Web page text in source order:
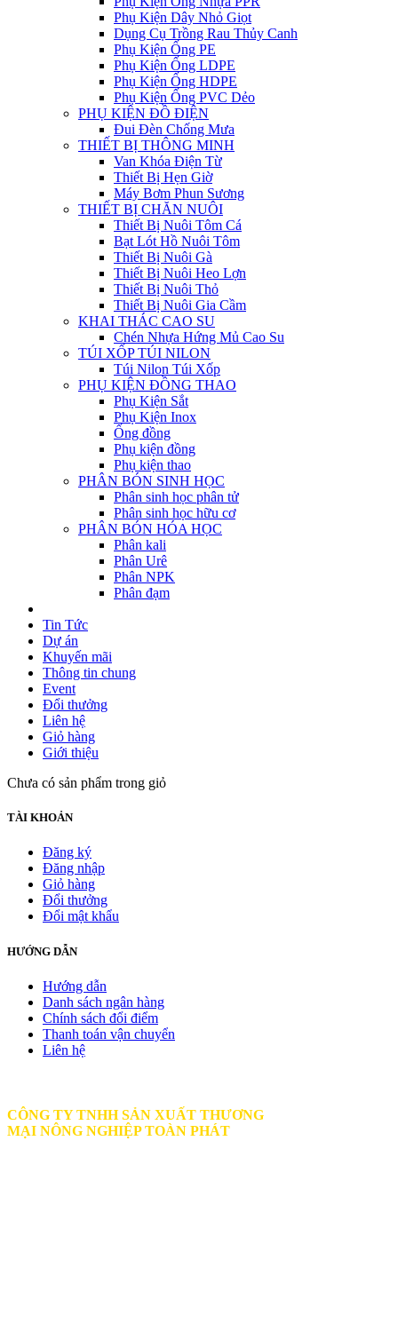
Phụ Kiện Dây Nhỏ Giọt
Dụng Cụ Trồng Rau Thủy Canh
Phụ Kiện Ống PE
Phụ Kiện Ống LDPE
Phụ Kiện Ống HDPE
Phụ Kiện Ống PVC Dẻo
PHỤ KIỆN ĐỒ ĐIỆN
Đui Đèn Chống Mưa
THIẾT BỊ THÔNG MINH
Van Khóa Điện Từ
Thiết Bị Hẹn Giờ
Máy Bơm Phun Sương
THIẾT BỊ CHĂN NUÔI
Thiết Bị Nuôi Tôm Cá
Bạt Lót Hồ Nuôi Tôm
Thiết Bị Nuôi Gà
Thiết Bị Nuôi Heo Lợn
Thiết Bị Nuôi Thỏ
Thiết Bị Nuôi Gia Cầm
KHAI THÁC CAO SU
Chén Nhựa Hứng Mủ Cao Su
TÚI XỐP TÚI NILON
Túi Nilon Túi Xốp
PHỤ KIỆN ĐỒNG THAO
Phụ Kiện Sắt
Phụ Kiện Inox
Ống đồng
Phụ kiện đồng
Phụ kiện thao
PHÂN BÓN SINH HỌC
Phân sinh học phân tử
Phân sinh học hữu cơ
PHÂN BÓN HÓA HỌC
Phân kali
Phân Urê
Phân NPK
Phân đạm
Tin Tức
Dự án
Khuyến mãi
Thông tin chung
Event
Đổi thưởng
Liên hệ
Giỏ hàng
Giới thiệu
Chưa có sản phẩm trong giỏ
TÀI KHOẢN
Đăng ký
Đăng nhập
Giỏ hàng
Đổi thưởng
Đổi mật khẩu
HƯỚNG DẪN
Hướng dẫn
Danh sách ngân hàng
Chính sách đổi điểm
Thanh toán vận chuyển
Liên hệ
CÔNG TY TNHH SẢN XUẤT THƯƠNG
MẠI NÔNG NGHIỆP TOÀN PHÁT